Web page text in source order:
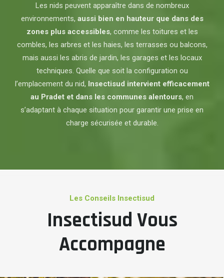
Les nids peuvent apparaître dans de nombreux
environnements, aussi bien en hauteur que dans des
zones plus accessibles, comme les toitures et les
combles, les arbres et les haies, les terrasses ou balcons,
mais aussi les abris de jardin, les garages et les locaux
techniques. Quelle que soit la configuration ou
l’emplacement du nid, Insectisud intervient efficacement
au Pradet et dans les communes alentours, en
s’adaptant à chaque situation pour garantir une prise en
charge sécurisée et durable.
Les Conseils Insectisud
Insectisud Vous
Accompagne